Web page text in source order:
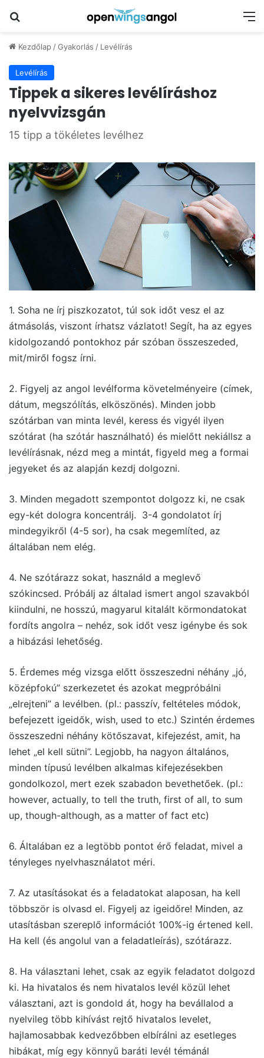
Kezdőlap /Gyakorlás / Levélírás
Levélírás
Tippek a sikeres levélíráshoz
nyelvvizsgán
15 tipp a tökéletes levélhez
1. Soha ne írj piszkozatot, túl sok időt vesz el az
átmásolás, viszont írhatsz vázlatot! Segít, ha az egyes
kidolgozandó pontokhoz pár szóban összeszeded,
mit/miről fogsz írni.
2. Figyelj az angol levélforma követelményeire (címek,
dátum, megszólítás, elköszönés). Minden jobb
szótárban van minta levél, keress és vigyél ilyen
szótárat (ha szótár használható) és mielőtt nekiállsz a
levélírásnak, nézd meg a mintát, figyeld meg a formai
jegyeket és az alapján kezdj dolgozni.
3. Minden megadott szempontot dolgozz ki, ne csak
egy-két dologra koncentrálj. 3-4 gondolatot írj
mindegyikről (4-5 sor), ha csak megemlíted, az
általában nem elég.
4. Ne szótárazz sokat, használd a meglevő
szókincsed. Próbálj az általad ismert angol szavakból
kiindulni, ne hosszú, magyarul kitalált körmondatokat
fordíts angolra – nehéz, sok időt vesz igénybe és sok
a hibázási lehetőség.
5. Érdemes még vizsga előtt összeszedni néhány „jó,
középfokú” szerkezetet és azokat megpróbálni
„elrejteni” a levélben. (pl.: passzív, feltételes módok,
befejezett igeidők, wish, used to etc.) Szintén érdemes
összeszedni néhány kötőszavat, kifejezést, amit, ha
lehet „el kell sütni”. Legjobb, ha nagyon általános,
minden típusú levélben alkalmas kifejezésekben
gondolkozol, mert ezek szabadon bevethetőek. (pl.:
however, actually, to tell the truth, first of all, to sum
up, though-although, as a matter of fact etc)
6. Általában ez a legtöbb pontot érő feladat, mivel a
tényleges nyelvhasználatot méri.
7. Az utasításokat és a feladatokat alaposan, ha kell
többször is olvasd el. Figyelj az igeidőre! Minden, az
utasításban szereplő információt 100%-ig értened kell.
Ha kell (és angolul van a feladatleírás), szótárazz.
8. Ha választani lehet, csak az egyik feladatot dolgozd
ki. Ha hivatalos és nem hivatalos levél közül lehet
választani, azt is gondold át, hogy ha bevállalod a
nyelvileg több kihívást rejtő hivatalos levelet,
hajlamosabbak kedvezőbben elbírálni az esetleges
hibákat, míg egy könnyű baráti levél témánál